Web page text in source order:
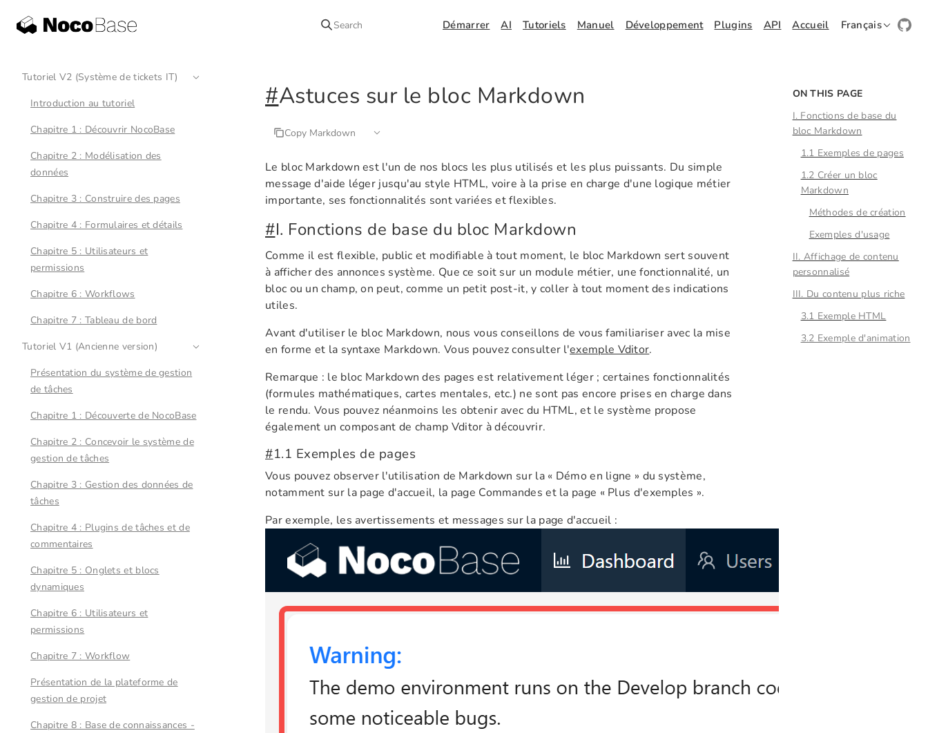
Search Démarrer AI Tutoriels Manuel Développement Plugins API Accueil Français
Tutoriel V2 (Système de tickets IT)
Introduction au tutoriel
Chapitre 1 : Découvrir NocoBase
Chapitre 2 : Modélisation des
données
Chapitre 3 : Construire des pages
Chapitre 4 : Formulaires et détails
Chapitre 5 : Utilisateurs et
permissions
Chapitre 6 : Workflows
Chapitre 7 : Tableau de bord
Tutoriel V1 (Ancienne version)
Présentation du système de gestion
de tâches
Chapitre 1 : Découverte de NocoBase
Chapitre 2 : Concevoir le système de
gestion de tâches
Chapitre 3 : Gestion des données de
tâches
Chapitre 4 : Plugins de tâches et de
commentaires
Chapitre 5 : Onglets et blocs
dynamiques
Chapitre 6 : Utilisateurs et
permissions
Chapitre 7 : Workflow
Présentation de la plateforme de
gestion de projet
Chapitre 8 : Base de connaissances -
#Astuces sur le bloc Markdown
Copy Markdown
Le bloc Markdown est l'un de nos blocs les plus utilisés et les plus puissants. Du simple
message d'aide léger jusqu'au style HTML, voire à la prise en charge d'une logique métier
importante, ses fonctionnalités sont variées et flexibles.
#I. Fonctions de base du bloc Markdown
Comme il est flexible, public et modifiable à tout moment, le bloc Markdown sert souvent
à afficher des annonces système. Que ce soit sur un module métier, une fonctionnalité, un
bloc ou un champ, on peut, comme un petit post-it, y coller à tout moment des indications
utiles.
Avant d'utiliser le bloc Markdown, nous vous conseillons de vous familiariser avec la mise
en forme et la syntaxe Markdown. Vous pouvez consulter l'exemple Vditor.
Remarque : le bloc Markdown des pages est relativement léger ; certaines fonctionnalités
(formules mathématiques, cartes mentales, etc.) ne sont pas encore prises en charge dans
le rendu. Vous pouvez néanmoins les obtenir avec du HTML, et le système propose
également un composant de champ Vditor à découvrir.
#1.1 Exemples de pages
Vous pouvez observer l'utilisation de Markdown sur la « Démo en ligne » du système,
notamment sur la page d'accueil, la page Commandes et la page « Plus d'exemples ».
Par exemple, les avertissements et messages sur la page d'accueil :
ON THIS PAGE
I. Fonctions de base du
bloc Markdown
1.1 Exemples de pages
1.2 Créer un bloc
Markdown
Méthodes de création
Exemples d'usage
II. Affichage de contenu
personnalisé
III. Du contenu plus riche
3.1 Exemple HTML
3.2 Exemple d'animation